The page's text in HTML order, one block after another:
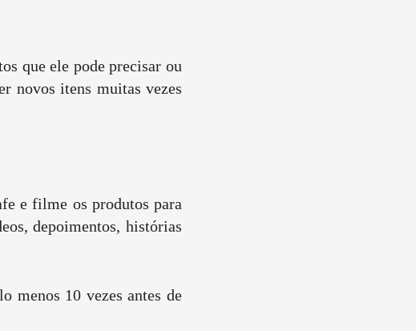
que ele pode precisar ou
novos itens muitas vezes
e filme os produtos para
depoimentos, histórias
menos 10 vezes antes de